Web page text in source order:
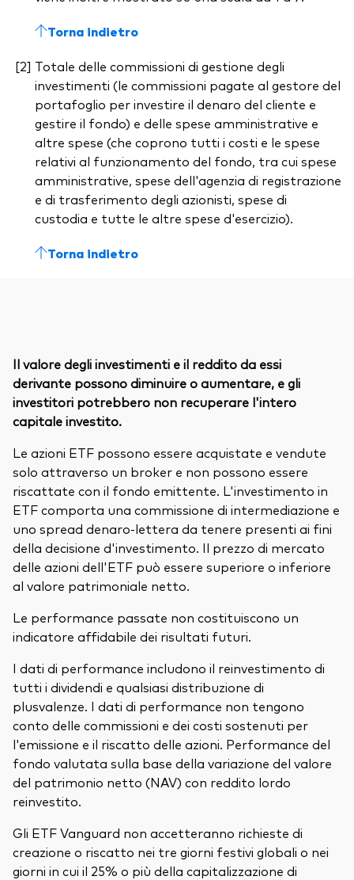
Torna indietro
Totale delle commissioni di gestione degli
investimenti (le commissioni pagate al gestore del
portafoglio per investire il denaro del cliente e
gestire il fondo) e delle spese amministrative e
altre spese (che coprono tutti i costi e le spese
relativi al funzionamento del fondo, tra cui spese
amministrative, spese dell'agenzia di registrazione
e di trasferimento degli azionisti, spese di
custodia e tutte le altre spese d'esercizio).
Torna indietro
Il valore degli investimenti e il reddito da essi
derivante possono diminuire o aumentare, e gli
investitori potrebbero non recuperare l'intero
capitale investito.
Le azioni ETF possono essere acquistate e vendute
solo attraverso un broker e non possono essere
riscattate con il fondo emittente. L'investimento in
ETF comporta una commissione di intermediazione e
uno spread denaro-lettera da tenere presenti ai fini
della decisione d'investimento. Il prezzo di mercato
delle azioni dell'ETF può essere superiore o inferiore
al valore patrimoniale netto.
Le performance passate non costituiscono un
indicatore affidabile dei risultati futuri.
I dati di performance includono il reinvestimento di
tutti i dividendi e qualsiasi distribuzione di
plusvalenze. I dati di performance non tengono
conto delle commissioni e dei costi sostenuti per
l'emissione e il riscatto delle azioni. Performance del
fondo valutata sulla base della variazione del valore
del patrimonio netto (NAV) con reddito lordo
reinvestito.
Gli ETF Vanguard non accetteranno richieste di
creazione o riscatto nei tre giorni festivi globali o nei
giorni in cui il 25% o più della capitalizzazione di